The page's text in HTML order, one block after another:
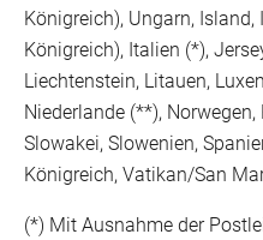
Königreich), Ungarn,
Königreich), Italien (*),
Liechtenstein, Litauen,
Niederlande (**),
Slowakei, Slowenien,
Königreich, Vatikan/San
(*) Mit Ausnahme der